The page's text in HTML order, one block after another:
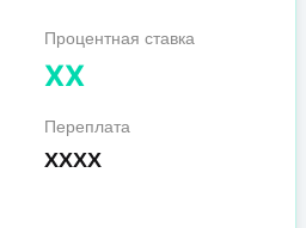
Процентная ставка
XX
Переплата
XXXX